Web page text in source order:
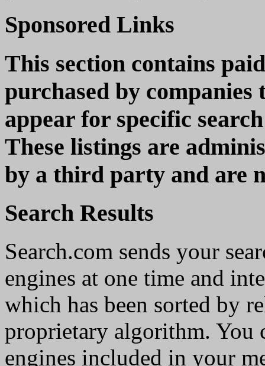
Sponsored Links
This section contains
purchased by
appear for specific
These listings are
by a third party and are
Search Results
Search.com sends your
engines at one time and
which has been sorted by
proprietary algorithm. You
engines included in your